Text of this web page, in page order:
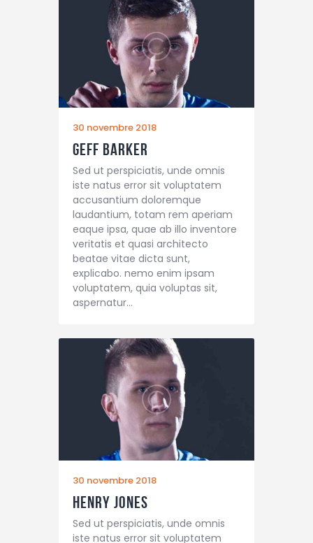
30 novembre 2018
Geff Barker
Sed ut perspiciatis, unde omnis
iste natus error sit voluptatem
accusantium doloremque
laudantium, totam rem aperiam
eaque ipsa, quae ab illo inventore
veritatis et quasi architecto
beatae vitae dicta sunt,
explicabo. nemo enim ipsam
voluptatem, quia voluptas sit,
aspernatur…
30 novembre 2018
Henry Jones
Sed ut perspiciatis, unde omnis
iste natus error sit voluptatem